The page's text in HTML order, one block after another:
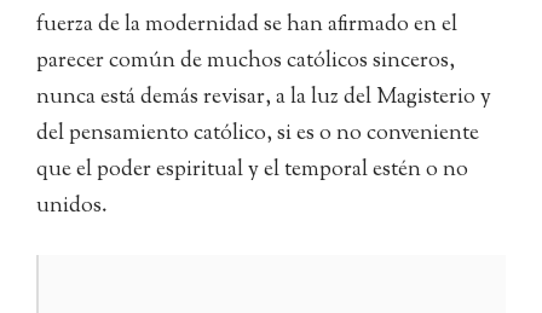
fuerza de la modernidad se han afirmado en el
parecer común de muchos católicos sinceros,
nunca está demás revisar, a la luz del Magisterio y
del pensamiento católico, si es o no conveniente
que el poder espiritual y el temporal estén o no
unidos.